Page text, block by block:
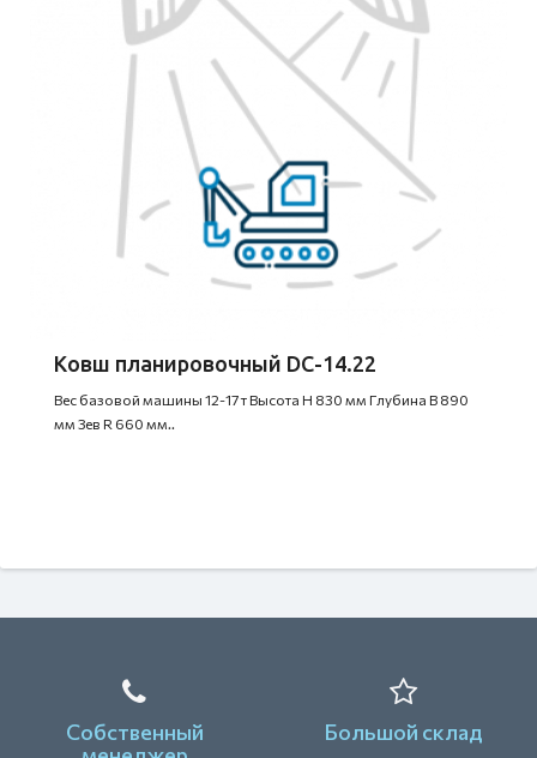
Ковш планировочный DC-14.22
Вес базовой машины 12-17 т Высота H 830 мм Глубина B 890
мм Зев R 660 мм..
Собственный
Большой склад